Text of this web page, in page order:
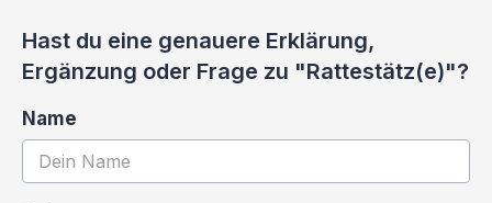
Hast du eine genauere Erklärung,
Ergänzung oder Frage zu "Rattestätz(e)"?
Name